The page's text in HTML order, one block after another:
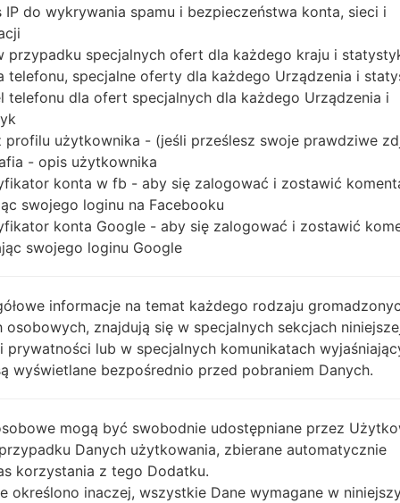
Strona startowa →Seria →LG G3 →LGD852G
LGD852G(LGD852G)
dla telefonów LG
OS
OS
Android 6.0.x Marshmallow 1.21 GiB
Unknown 1.17 GiB
IP do wykrywania spamu i bezpieczeństwa konta, sieci i
przypadku specjalnych ofert dla każdego kraju i
telefonu, specjalne oferty dla każdego Urządzenia i
telefonu dla ofert specjalnych dla każdego Urządzenia i
profilu użytkownika - (jeśli prześlesz swoje prawdziwe
- opis użytkownika
konta w fb - aby się zalogować i zostawić
swojego loginu na Facebooku
konta Google - aby się zalogować i zostawić
swojego loginu Google
informacje na temat każdego rodzaju
osobowych, znajdują się w specjalnych sekcjach
prywatności lub w specjalnych komunikatach
wyświetlane bezpośrednio przed pobraniem Danych.
mogą być swobodnie udostępniane przez
Danych użytkowania, zbierane automatycznie
korzystania z tego Dodatku.
określono inaczej, wszystkie Dane wymagane w